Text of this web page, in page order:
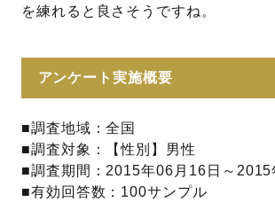
を練れると良さそうですね。
アンケート実施概要
■調査地域：全国
■調査対象：【性別】男性
■調査期間：2015年06月16日～2015
■有効回答数：100サンプル